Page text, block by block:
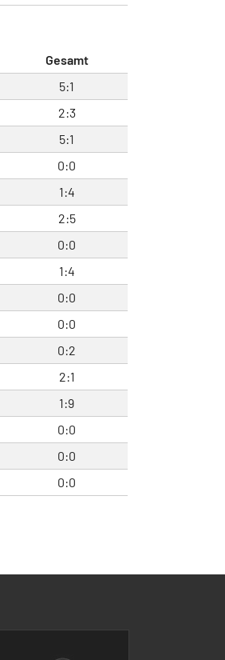
Gesamt
5:1
2:3
5:1
0:0
1:4
2:5
0:0
1:4
0:0
0:0
0:2
2:1
1:9
0:0
0:0
0:0